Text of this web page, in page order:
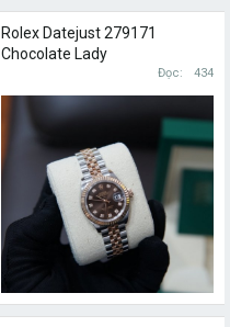
Rolex Datejust 279171
Chocolate Lady
Đọc 434